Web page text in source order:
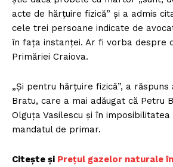
acte de hărțuire fizică” și a admis
cele trei persoane indicate de
în fața instanței. Ar fi vorba despre
Primăriei Craiova.
„Și pentru hărțuire fizică”, a răspuns
Bratu, care a mai adăugat că Petru
Olguța Vasilescu și în
mandatul de primar.
Citește și Prețul gazelor naturale